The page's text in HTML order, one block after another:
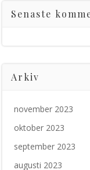
Senaste
Arkiv
november 2023
oktober 2023
september 2023
augusti 2023